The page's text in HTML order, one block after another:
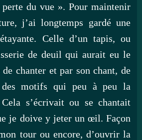
du vue ». Pour maintenir
j’ai longtemps gardé une
Celle d’un tapis, ou
de deuil qui aurait eu le
chanter et par son chant, de
des motifs qui peu à peu la
Cela s’écrivait ou se chantait
je doive y jeter un œil. Façon
tour ou encore, d’ouvrir la